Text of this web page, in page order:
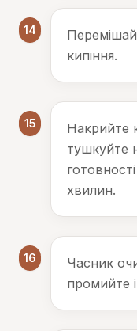
14
кипіння.
15
Накрийте
тушкуйте
хвилин.
16
Часник
промийте